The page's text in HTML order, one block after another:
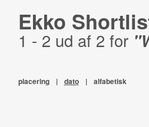
Ekko
1 - 2 ud af 2 for
placering | dato | alfabetisk